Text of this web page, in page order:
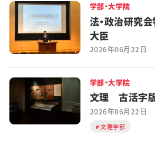
学部・大学院
法・政治研究
大臣
2026年06月22日
学部・大学院
文理 古活字版
2026年06月22日
文理学部